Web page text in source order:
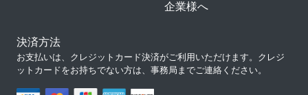
企業様へ
決済方法
お支払いは、クレジットカード決済がご利用いただけます。クレジ
ットカードをお持ちでない方は、事務局までご連絡ください。